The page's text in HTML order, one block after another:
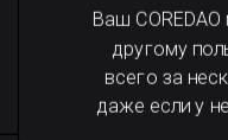
Ваш
другому
всего за
даже если у